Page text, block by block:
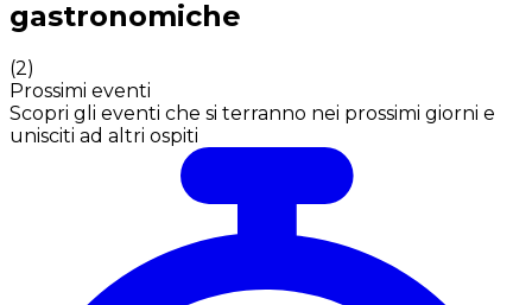
gastronomiche
(2)
Prossimi eventi
Scopri gli eventi che si terranno nei prossimi giorni e
unisciti ad altri ospiti